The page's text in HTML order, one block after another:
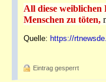
All diese
Menschen zu töten,
Quelle: https://
Eintrag gesperrt